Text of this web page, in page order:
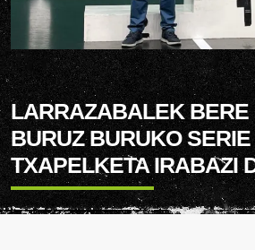
LARRAZABALEK BERE
BURUZ BURUKO
TXAPELKETA IRABAZI